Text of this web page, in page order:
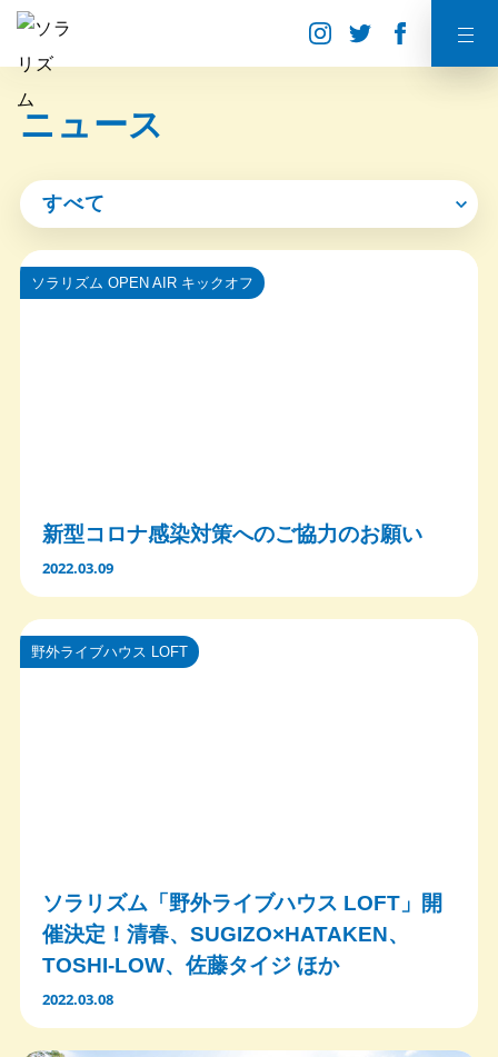
ニュース
すべて
新型コロナ感染対策へのご協力のお願い
ソラリズム OPEN AIR キックオフ
2022.03.09
ソラリズム「野外ライブハウス LOFT」開
催決定！清春、SUGIZO×HATAKEN、
TOSHI-LOW、佐藤タイジ ほか
野外ライブハウス LOFT
2022.03.08